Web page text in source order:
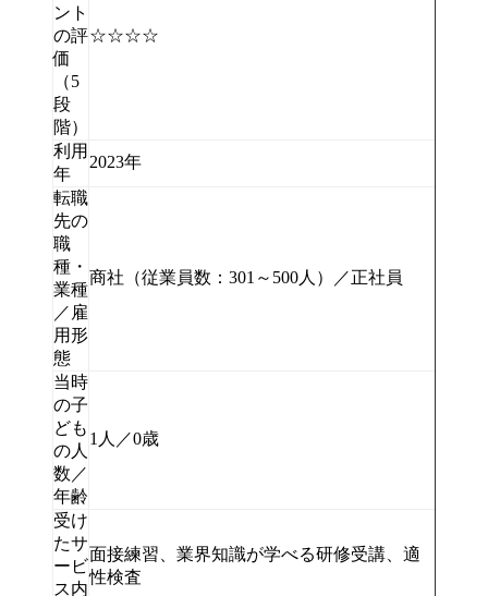
ント
の評
価
（5
段
階）
☆☆☆☆
利用
年
2023年
転職
先の
職
種・
業種
／雇
用形
態
商社（従業員数：301～500人）／正社員
当時
の子
ども
の人
数／
年齢
1人／0歳
受け
たサ
ービ
ス内
面接練習、業界知識が学べる研修受講、適
性検査